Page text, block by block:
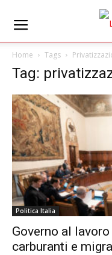
Home Tags
Tag:
Politica Italia
Governo al
carburanti e